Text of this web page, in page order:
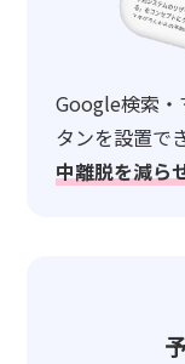
Google検索・
タンを設置で
中離脱を減ら